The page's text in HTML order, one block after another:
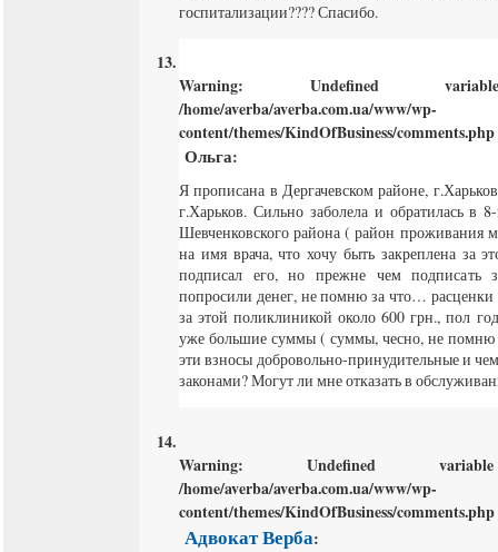
госпитализации???? Спасибо.
Warning: Undefined
/home/averba/averba.com.ua/www/wp-
content/themes/KindOfBusiness/comments.php
Ольга:
Я прописана в Дергачевском районе,
г.Харьков. Сильно заболела и обратилась в
Шевченковского района ( район проживания
на имя врача, что хочу быть закреплена за
подписал его, но прежне чем подписать
попросили денег, не помню за что… расценки
за этой поликлиникой около 600 грн., пол
уже большие суммы ( суммы, чесно, не помню
эти взносы добровольно-принудительные и
законами? Могут ли мне отказать в
Warning: Undefined
/home/averba/averba.com.ua/www/wp-
content/themes/KindOfBusiness/comments.php
Адвокат Верба: